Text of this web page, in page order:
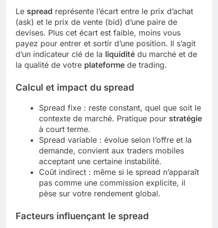
Le spread représente l’écart entre le prix d’achat
(ask) et le prix de vente (bid) d’une paire de
devises. Plus cet écart est faible, moins vous
payez pour entrer et sortir d’une position. Il s’agit
d’un indicateur clé de la liquidité du marché et de
la qualité de votre plateforme de trading.
Calcul et impact du spread
Spread fixe : reste constant, quel que soit le
contexte de marché. Pratique pour stratégie
à court terme.
Spread variable : évolue selon l’offre et la
demande, convient aux traders mobiles
acceptant une certaine instabilité.
Coût indirect : même si le spread n’apparaît
pas comme une commission explicite, il
pèse sur votre rendement global.
Facteurs influençant le spread